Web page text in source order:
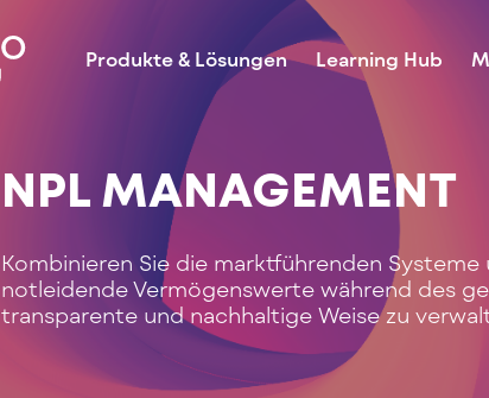
Produkte & Lösungen Learning Hub
NPL MANAGEMENT
Kombinieren Sie die marktführenden Systeme
notleidende Vermögenswerte während des
transparente und nachhaltige Weise zu